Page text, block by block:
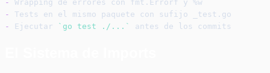
-
Wrapping de errores con fmt.Errorf y %w
-
Tests en el mismo paquete con sufijo _test.go
-
Ejecutar `go test ./...` antes de los commits